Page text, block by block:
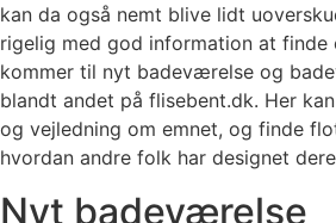
kan da også nemt blive lidt
rigelig med god information at finde
kommer til nyt badeværelse og
blandt andet på flisebent.dk. Her
og vejledning om emnet, og finde
hvordan andre folk har designet
Nyt badeværelse